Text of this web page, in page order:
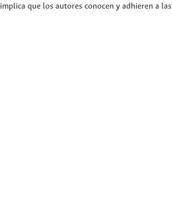
implica que los autores conocen y adhieren a las